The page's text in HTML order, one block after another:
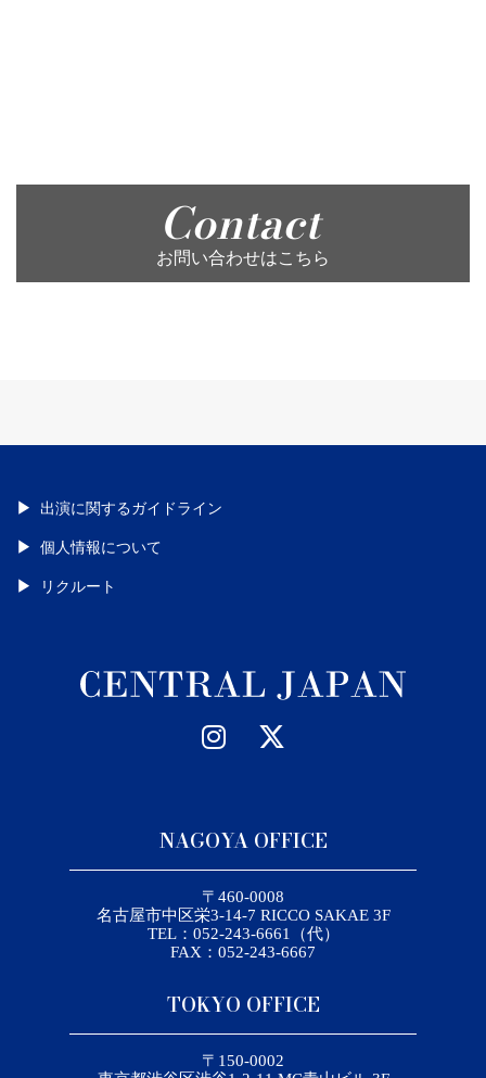
Contact
お問い合わせはこちら
出演に関するガイドライン
個人情報について
リクルート
NAGOYA OFFICE
〒460-0008
名古屋市中区栄3-14-7 RICCO SAKAE 3F
TEL：052-243-6661（代）
FAX：052-243-6667
TOKYO OFFICE
〒150-0002